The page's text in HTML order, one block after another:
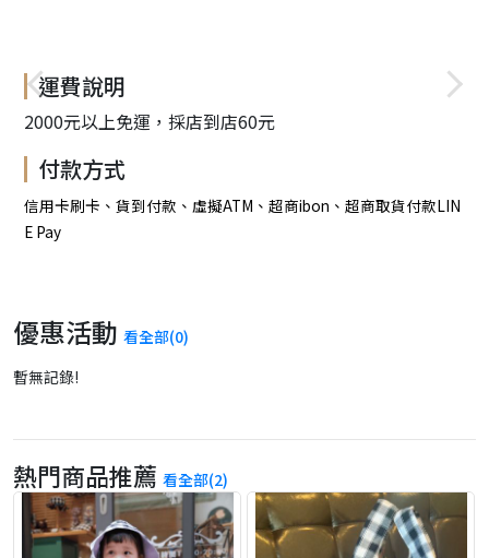
運費說明
2000元以上免運，採店到店60元
付款方式
信用卡刷卡、貨到付款、虛擬ATM、超商ibon、超商取貨付款LIN
E Pay
優惠活動看全部(0)
暫無記錄!
熱門商品推薦看全部(2)